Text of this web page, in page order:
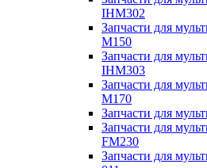
IHM302
Запчасти для
M150
Запчасти для
IHM303
Запчасти для
M170
Запчасти для
Запчасти для
FM230
Запчасти для